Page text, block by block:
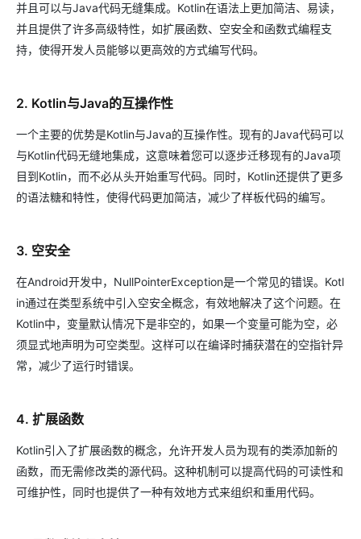
并且可以与Java代码无缝集成。Kotlin在语法上更加简洁、易读，
并且提供了许多高级特性，如扩展函数、空安全和函数式编程支
持，使得开发人员能够以更高效的方式编写代码。
2. Kotlin与Java的互操作性
一个主要的优势是Kotlin与Java的互操作性。现有的Java代码可以
与Kotlin代码无缝地集成，这意味着您可以逐步迁移现有的Java项
目到Kotlin，而不必从头开始重写代码。同时，Kotlin还提供了更多
的语法糖和特性，使得代码更加简洁，减少了样板代码的编写。
3. 空安全
在Android开发中，NullPointerException是一个常见的错误。Kotl
in通过在类型系统中引入空安全概念，有效地解决了这个问题。在
Kotlin中，变量默认情况下是非空的，如果一个变量可能为空，必
须显式地声明为可空类型。这样可以在编译时捕获潜在的空指针异
常，减少了运行时错误。
4. 扩展函数
Kotlin引入了扩展函数的概念，允许开发人员为现有的类添加新的
函数，而无需修改类的源代码。这种机制可以提高代码的可读性和
可维护性，同时也提供了一种有效地方式来组织和重用代码。